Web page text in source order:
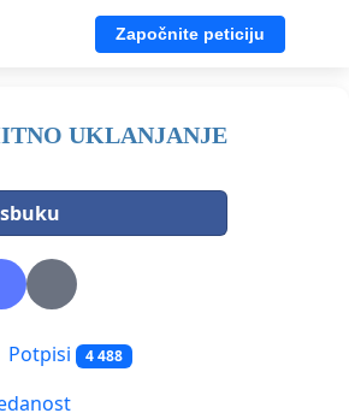
Započnite peticiju
UKLANJANJE
Potpisi 4 488